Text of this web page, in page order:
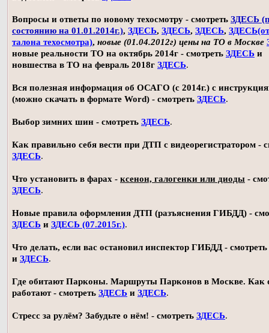
Вопросы и ответы по новому техосмотру - смотреть ЗДЕСЬ
состоянию на 01.01.2014г.), ЗДЕСЬ, ЗДЕСЬ, ЗДЕСЬ,
талона техосмотра), новые (01.04.2012г) цены на ТО в Москве
новые реальности ТО на октябрь 2014г - смотреть ЗДЕСЬ и
новшества в ТО на февраль 2018г ЗДЕСЬ.
Вся полезная информация об ОСАГО (с 2014г.) с
(можно скачать в формате Word) - смотреть ЗДЕСЬ.
Выбор зимних шин - смотреть ЗДЕСЬ.
Как правильно себя вести при ДТП с видеорегистратором -
ЗДЕСЬ.
Что установить в фарах - ксенон, галогенки или диоды -
ЗДЕСЬ.
Новые правила оформления ДТП (разъяснения ГИБДД) -
ЗДЕСЬ и ЗДЕСЬ (07.2015г.).
Что делать, если вас остановил инспектор ГИБДД - смотреть
и ЗДЕСЬ.
Где обитают Парконы. Маршруты Парконов в Москве. Как
работают - смотреть ЗДЕСЬ и ЗДЕСЬ.
Стресс за рулём? Забудьте о нём! - смотреть ЗДЕСЬ.